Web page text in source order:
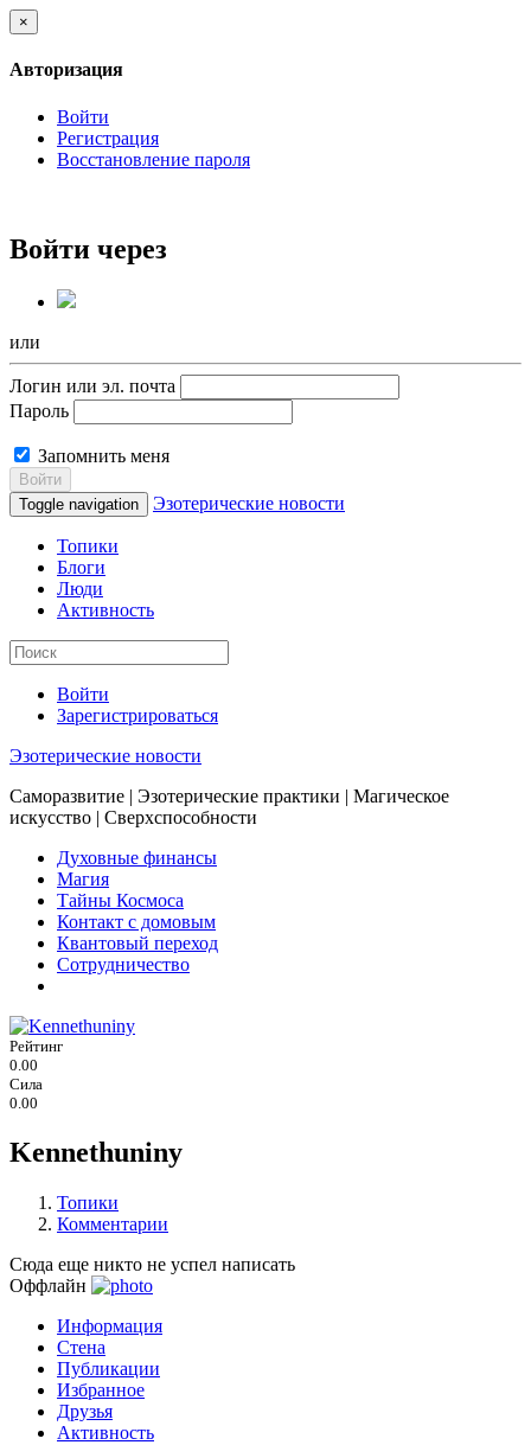
×
Авторизация
Войти
Регистрация
Восстановление пароля
Войти через
или
Логин или эл. почта
Пароль
Запомнить меня
Войти
Toggle navigation
Эзотерические новости
Топики
Блоги
Люди
Активность
Войти
Зарегистрироваться
Эзотерические новости
Саморазвитие | Эзотерические практики | Магическое
искусство | Сверхспособности
Духовные финансы
Магия
Тайны Космоса
Контакт с домовым
Квантовый переход
Сотрудничество
Рейтинг
0.00
Сила
0.00
Kennethuniny
Топики
Комментарии
Сюда еще никто не успел написать
Оффлайн
Информация
Стена
Публикации
Избранное
Друзья
Активность